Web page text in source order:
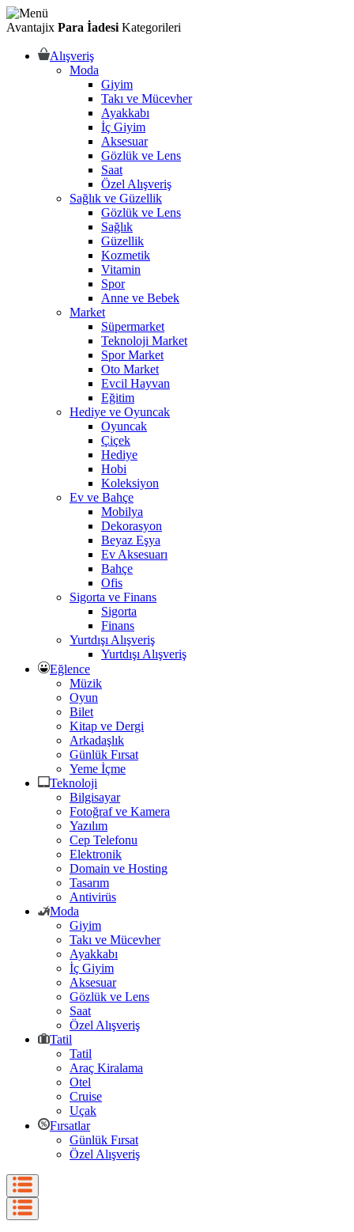
Avantajix Para İadesi Kategorileri
Alışveriş
Moda
Giyim
Takı ve Mücevher
Ayakkabı
İç Giyim
Aksesuar
Gözlük ve Lens
Saat
Özel Alışveriş
Sağlık ve Güzellik
Gözlük ve Lens
Sağlık
Güzellik
Kozmetik
Vitamin
Spor
Anne ve Bebek
Market
Süpermarket
Teknoloji Market
Spor Market
Oto Market
Evcil Hayvan
Eğitim
Hediye ve Oyuncak
Oyuncak
Çiçek
Hediye
Hobi
Koleksiyon
Ev ve Bahçe
Mobilya
Dekorasyon
Beyaz Eşya
Ev Aksesuarı
Bahçe
Ofis
Sigorta ve Finans
Sigorta
Finans
Yurtdışı Alışveriş
Yurtdışı Alışveriş
Eğlence
Müzik
Oyun
Bilet
Kitap ve Dergi
Arkadaşlık
Günlük Fırsat
Yeme İçme
Teknoloji
Bilgisayar
Fotoğraf ve Kamera
Yazılım
Cep Telefonu
Elektronik
Domain ve Hosting
Tasarım
Antivirüs
Moda
Giyim
Takı ve Mücevher
Ayakkabı
İç Giyim
Aksesuar
Gözlük ve Lens
Saat
Özel Alışveriş
Tatil
Tatil
Araç Kiralama
Otel
Cruise
Uçak
Fırsatlar
Günlük Fırsat
Özel Alışveriş